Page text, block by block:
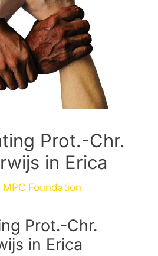
Prot.-Chr.
in Erica
MPC Foundation
Prot.-Chr.
in Erica